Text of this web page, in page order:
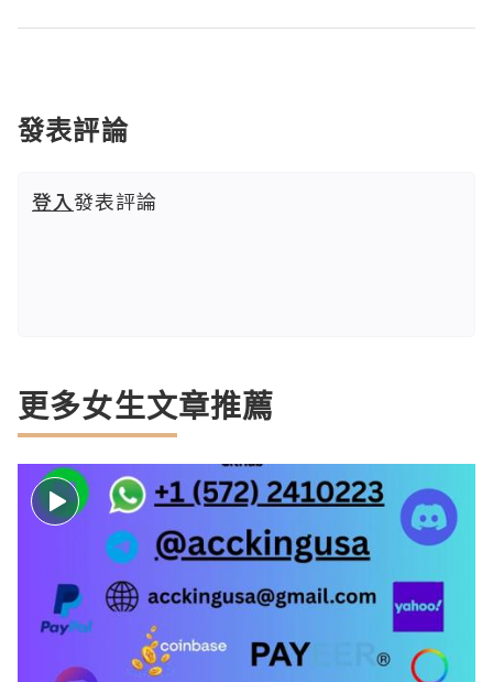
發表評論
登入發表評論
更多女生文章推薦